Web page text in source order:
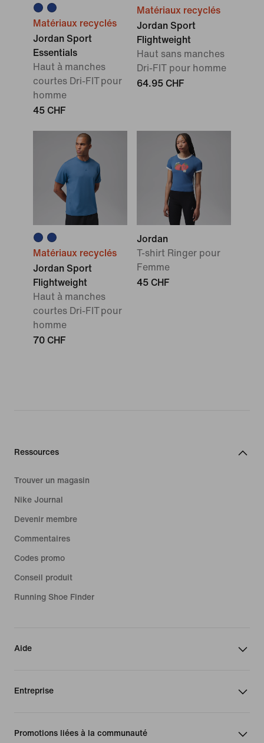
Matériaux recyclés
Jordan Sport
Essentials
Haut à manches
courtes Dri-FIT pour
homme
45 CHF
Matériaux recyclés
Jordan Sport
Flightweight
Haut sans manches
Dri-FIT pour homme
64.95 CHF
Matériaux recyclés
Jordan Sport
Flightweight
Haut à manches
courtes Dri-FIT pour
homme
70 CHF
Jordan
T-shirt Ringer pour
Femme
45 CHF
Ressources
Trouver un magasin
Nike Journal
Devenir membre
Commentaires
Codes promo
Conseil produit
Running Shoe Finder
Aide
Entreprise
Promotions liées à la communauté